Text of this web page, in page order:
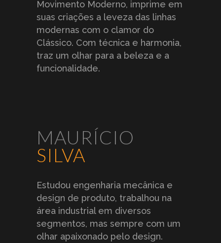
Movimento Moderno, imprime em
suas criações a leveza das linhas
modernas com o clamor do
Clássico. Com técnica e harmonia,
traz um olhar para a beleza e a
funcionalidade.
MAURÍCIO
SILVA
Estudou engenharia mecânica e
design de produto, trabalhou na
área industrial em diversos
segmentos, mas sempre com um
olhar apaixonado pelo design.